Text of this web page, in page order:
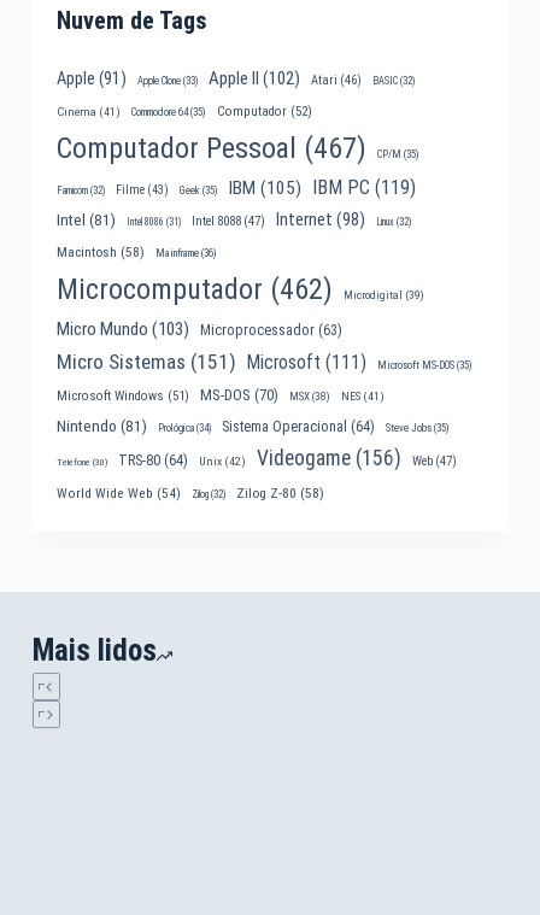
Nuvem de Tags
Apple (91) Apple Clone(33) Apple II (102) Atari (46) BASIC(32)
Cinema (41) Commodore 64(35) Computador(52)
Computador Pessoal (467) CP/M (35)
Famicom(32) Filme(43) Geek(35) IBM (105) IBM PC (119)
Intel (81) Intel 8086 (31) Intel 8088(47) Internet (98) Linux(32)
Macintosh (58) Mainframe(36)
Microcomputador (462) Microdigital (39)
Micro Mundo (103) Microprocessador(63)
Micro Sistemas (151) Microsoft (111) Microsoft MS-DOS(35)
Microsoft Windows (51) MS-DOS (70) MSX(38) NES(41)
Nintendo (81) Prológica(34) Sistema Operacional (64) Steve Jobs(35)
Telefone (30) TRS-80(64) Unix(42) Videogame(156) Web(47)
World Wide Web (54) Zilog(32) Zilog Z-80 (58)
Mais lidos